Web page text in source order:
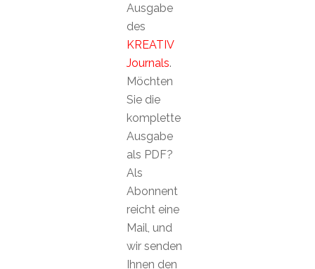
Ausgabe
des
KREATIV
Journals.
Möchten
Sie die
komplette
Ausgabe
als PDF?
Als
Abonnent
reicht eine
Mail, und
wir senden
Ihnen den